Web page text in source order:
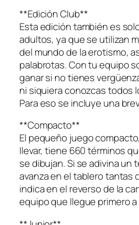
**Edición Club**
Esta edición también es
adultos, ya que se utilizan
del mundo de la erotismo,
palabrotas. Con tu equipo
ganar si no tienes
ni siquiera conozcas todos
Para eso se incluye una
**Compacto**
El pequeño juego
llevar, tiene 660 términos
se dibujan. Si se adivina un
avanza en el tablero tantas
indica en el reverso de la
equipo que llegue primero a